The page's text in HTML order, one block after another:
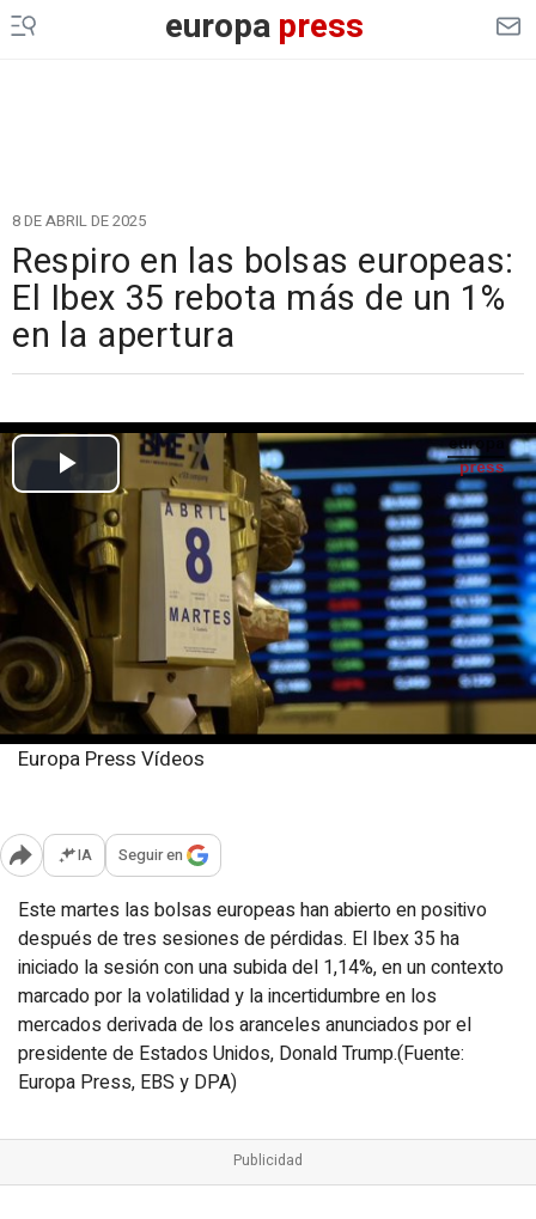
europapress
8 DE ABRIL DE 2025
Respiro en las bolsas europeas:
El Ibex 35 rebota más de un 1%
en la apertura
Europa Press Vídeos
Abrir opciones para compartir
IA Seguir en
Este martes las bolsas europeas han abierto en positivo
después de tres sesiones de pérdidas. El Ibex 35 ha
iniciado la sesión con una subida del 1,14%, en un contexto
marcado por la volatilidad y la incertidumbre en los
mercados derivada de los aranceles anunciados por el
presidente de Estados Unidos, Donald Trump.(Fuente:
Europa Press, EBS y DPA)